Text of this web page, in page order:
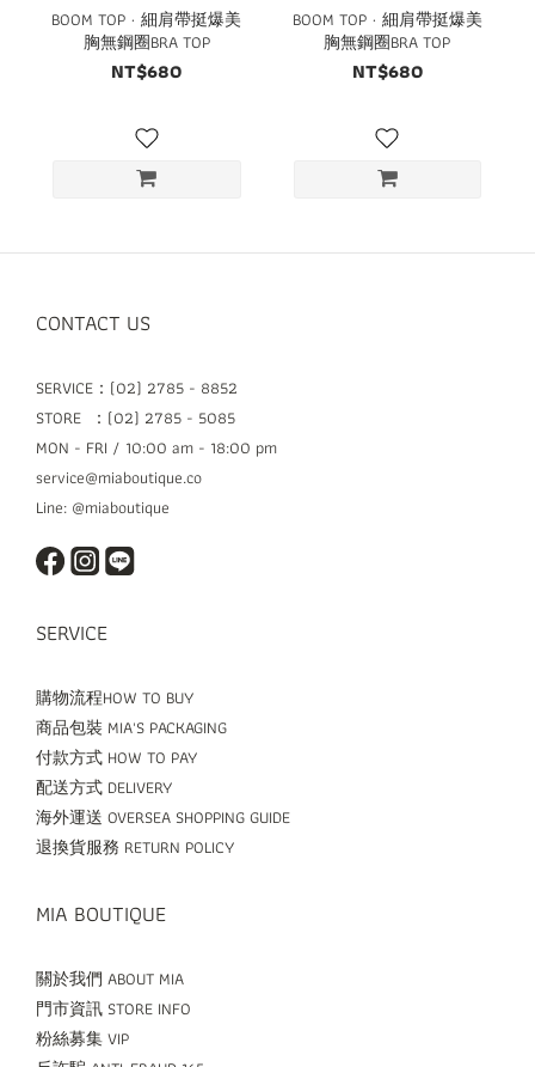
BOOM TOP · 細肩帶挺爆美
胸無鋼圈BRA TOP
NT$680
BOOM TOP · 細肩帶挺爆美
胸無鋼圈BRA TOP
NT$680
CONTACT US
SERVICE：(02) 2785 - 8852
STORE ：(02) 2785 - 5085
MON - FRI / 10:00 am - 18:00 pm
service@miaboutique.co
Line: @miaboutique
SERVICE
購物流程HOW TO BUY
商品包裝 MIA'S PACKAGING
付款方式 HOW TO PAY
配送方式 DELIVERY
海外運送 OVERSEA SHOPPING GUIDE
退換貨服務 RETURN POLICY
MIA BOUTIQUE
關於我們 ABOUT MIA
門市資訊 STORE INFO
粉絲募集 VIP